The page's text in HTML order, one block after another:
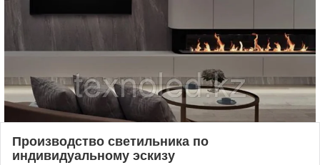
Производство светильника по
индивидуальному эскизу